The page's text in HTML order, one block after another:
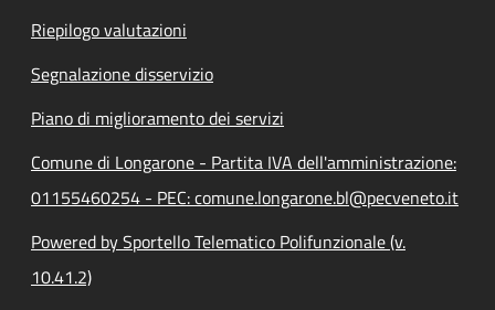
Riepilogo valutazioni
Segnalazione disservizio
Piano di miglioramento dei servizi
Comune di Longarone - Partita IVA dell'amministrazione:
01155460254 - PEC: comune.longarone.bl@pecveneto.it
Powered by Sportello Telematico Polifunzionale (v.
10.41.2)